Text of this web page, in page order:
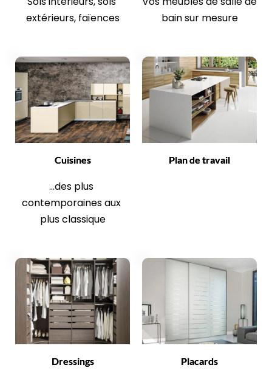
extérieurs, faïences
bain sur mesure
Cuisines
...des plus
contemporaines aux
plus classique
Plan de travail
Dressings Placards